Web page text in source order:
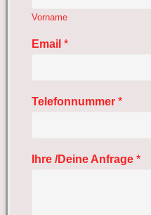
Vorname
Email *
Telefonnummer *
Ihre /Deine Anfrage *